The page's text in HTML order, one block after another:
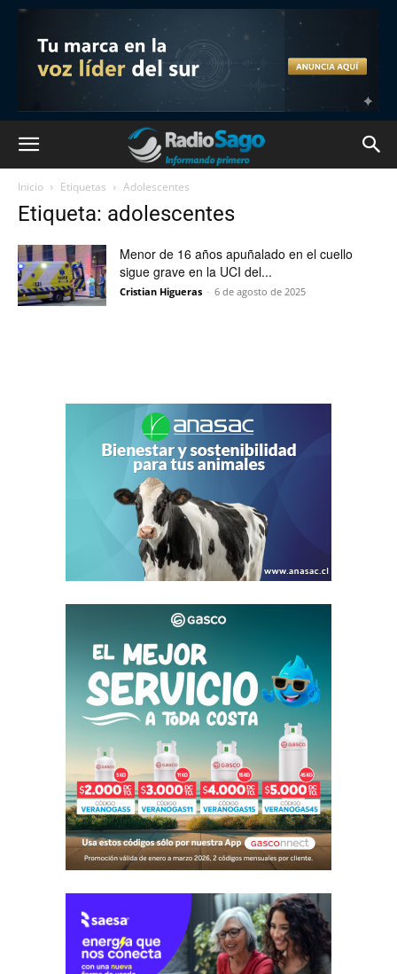
Inicio Etiquetas Adolescentes
Etiqueta: adolescentes
Menor de 16 años apuñalado en el cuello
sigue grave en la UCI del...
Cristian Higueras - 6 de agosto de 2025